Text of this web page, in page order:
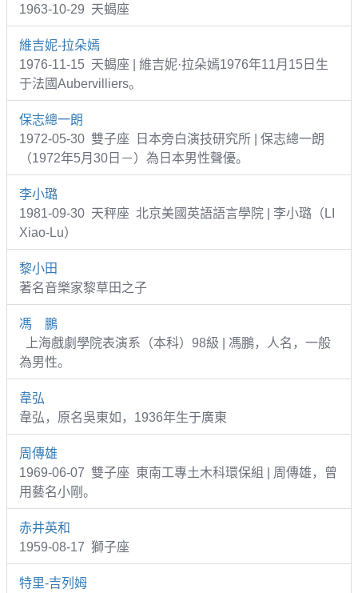
1963-10-29 天蝎座
維吉妮-拉朵嫣
1976-11-15 天蝎座 | 維吉妮·拉朵嫣1976年11月15日生
于法國Aubervilliers。
保志總一朗
1972-05-30 雙子座 日本旁白演技研究所 | 保志總一朗
（1972年5月30日－）為日本男性聲優。
李小璐
1981-09-30 天秤座 北京美國英語語言學院 | 李小璐（LI
Xiao-Lu）
黎小田
著名音樂家黎草田之子
馮 鵬
上海戲劇學院表演系（本科）98級 | 馮鵬，人名，一般
為男性。
韋弘
韋弘，原名吳東如，1936年生于廣東
周傳雄
1969-06-07 雙子座 東南工專土木科環保組 | 周傳雄，曾
用藝名小剛。
赤井英和
1959-08-17 獅子座
特里-吉列姆